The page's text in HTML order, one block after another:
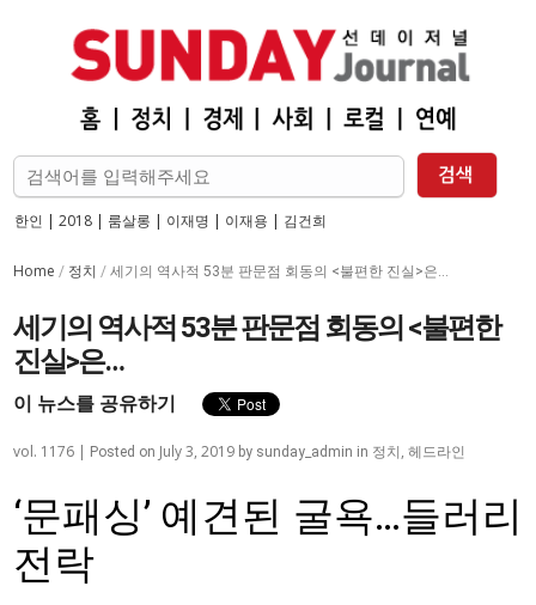
한인 | 2018| 룸살롱 | 이재명 | 이재용 | 김건희
Home / 정치 /세기의 역사적 53분 판문점 회동의 <불편한 진실>은…
세기의 역사적 53분 판문점 회동의 <불편한
진실>은…
이 뉴스를 공유하기
vol. 1176 | Posted on July 3, 2019 by sunday_admin in 정치,헤드라인
‘문패싱’ 예견된 굴욕…들러리
전락